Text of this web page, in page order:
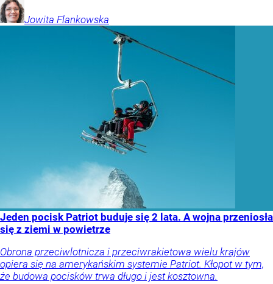
Jowita Flankowska
Jeden pocisk Patriot buduje się 2 lata. A wojna przeniosła
się z ziemi w powietrze
Obrona przeciwlotnicza i przeciwrakietowa wielu krajów
opiera się na amerykańskim systemie Patriot. Kłopot w tym,
że budowa pocisków trwa długo i jest kosztowna.